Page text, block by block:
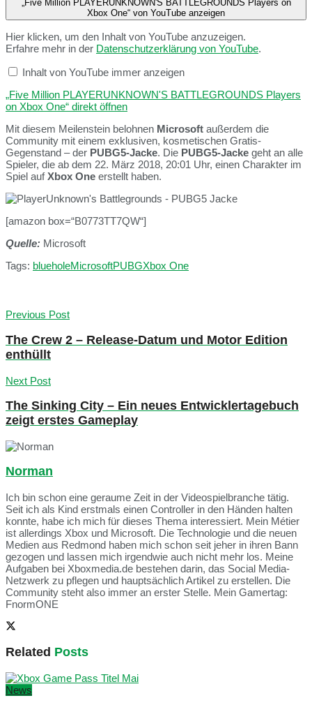
„Five Million PLAYERUNKNOWN'S BATTLEGROUNDS Players on
Xbox One“ von YouTube anzeigen
Hier klicken, um den Inhalt von YouTube anzuzeigen.
Erfahre mehr in der Datenschutzerklärung von YouTube.
Inhalt von YouTube immer anzeigen
„Five Million PLAYERUNKNOWN'S BATTLEGROUNDS Players
on Xbox One“ direkt öffnen
Mit diesem Meilenstein belohnen Microsoft außerdem die
Community mit einem exklusiven, kosmetischen Gratis-
Gegenstand – der PUBG5-Jacke. Die PUBG5-Jacke geht an alle
Spieler, die ab dem 22. März 2018, 20:01 Uhr, einen Charakter im
Spiel aufXbox One erstellt haben.
[amazon box=“B0773TT7QW“]
Quelle: Microsoft
Tags: blueholeMicrosoftPUBGXbox One
Previous Post
The Crew 2 – Release-Datum und Motor Edition
enthüllt
Next Post
The Sinking City – Ein neues Entwicklertagebuch
zeigt erstes Gameplay
Norman
Ich bin schon eine geraume Zeit in der Videospielbranche tätig.
Seit ich als Kind erstmals einen Controller in den Händen halten
konnte, habe ich mich für dieses Thema interessiert. Mein Métier
ist allerdings Xbox und Microsoft. Die Technologie und die neuen
Medien aus Redmond haben mich schon seit jeher in ihren Bann
gezogen und lassen mich irgendwie auch nicht mehr los. Meine
Aufgaben bei Xboxmedia.de bestehen darin, das Social Media-
Netzwerk zu pflegen und hauptsächlich Artikel zu erstellen. Die
Community steht also immer an erster Stelle. Mein Gamertag:
FnormONE
Related Posts
News